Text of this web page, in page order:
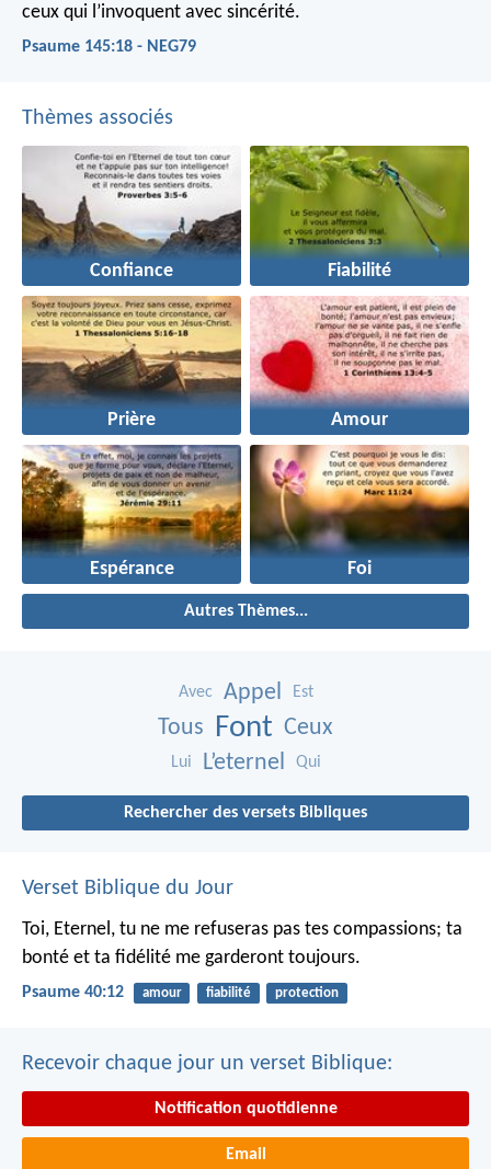
ceux qui l’invoquent avec sincérité.
Psaume 145:18 - NEG79
Thèmes associés
Confiance Fiabilité
Prière Amour
Espérance Foi
Autres Thèmes...
Avec Appel Est
Tous Font Ceux
Lui L’eternel Qui
Rechercher des versets Bibliques
Verset Biblique du Jour
Toi, Eternel, tu ne me refuseras pas tes compassions; ta
bonté et ta fidélité me garderont toujours.
Psaume 40:12 amour fiabilité protection
Recevoir chaque jour un verset Biblique:
Notification quotidienne
Email